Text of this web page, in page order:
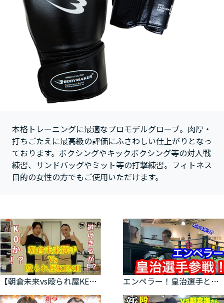
本格トレーニングに最適なプロモデルグローブ。肉厚・
打ちごたえに最高級の評価にふさわしい仕上がりとなっ
ております。ボクシングやキックボクシング等の対人戦
練習、サンドバッグやミット等の打撃練習。フィトネス
目的の女性の方でもご使用いただけます。
【朝倉未来vs殴られ屋KENJI】伝説の試合！！結果はいかに… エンペラー！皇治選手と殴られ屋でボッコボコ？！